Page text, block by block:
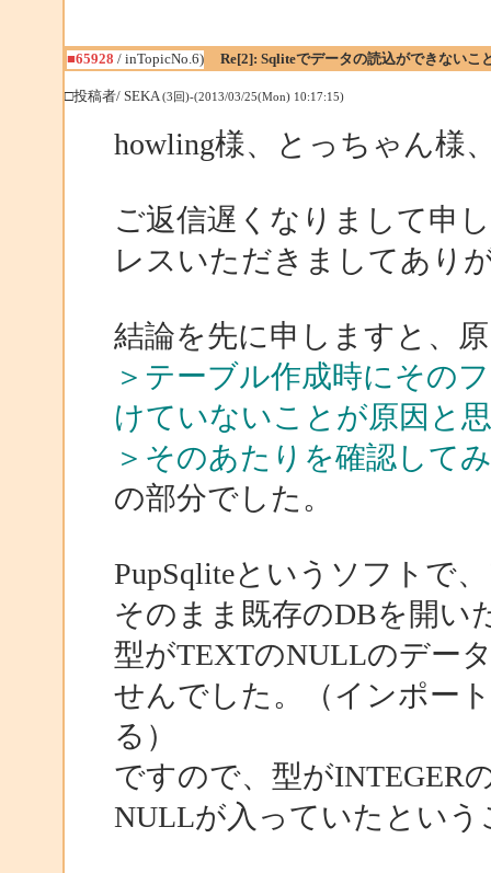
■65928 / inTopicNo.6) Re[2]: Sqliteでデータの読込ができないこ
□投稿者/ SEKA(3回)-(2013/03/25(Mon) 10:17:15)
howling様、とっちゃん様
ご返信遅くなりまして申
レスいただきましてあり
結論を先に申しますと、
＞テーブル作成時にその
けていないことが原因と
＞そのあたりを確認して
の部分でした。
PupSqliteというソフトで
そのまま既存のDBを開い
型がTEXTのNULLのデー
せんでした。（インポー
る）
ですので、型がINTEGER
NULLが入っていたという